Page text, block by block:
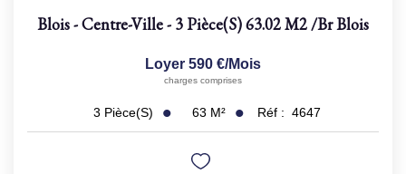
Blois - Centre-Ville - 3 Pièce(s) 63.02 M2/brBlois
Loyer 590 €/mois
charges comprises
3 Pièce(s) 63 M² Réf : 4647